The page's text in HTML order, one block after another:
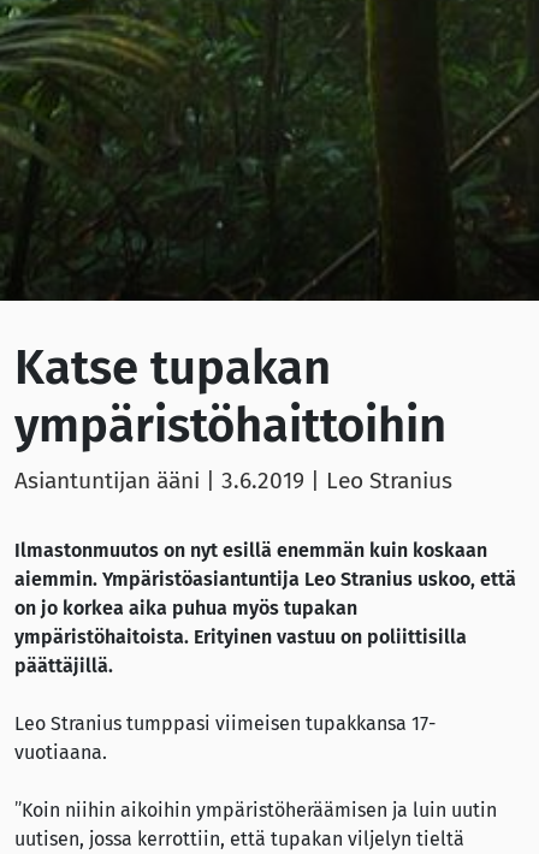
Katse tupakan
ympäristöhaittoihin
Asiantuntijan ääni | 3.6.2019 | Leo Stranius
Ilmastonmuutos on nyt esillä enemmän kuin koskaan
aiemmin. Ympäristöasiantuntija Leo Stranius uskoo, että
on jo korkea aika puhua myös tupakan
ympäristöhaitoista. Erityinen vastuu on poliittisilla
päättäjillä.
Leo Stranius tumppasi viimeisen tupakkansa 17-
vuotiaana.
”Koin niihin aikoihin ympäristöheräämisen ja luin uutin
uutisen, jossa kerrottiin, että tupakan viljelyn tieltä